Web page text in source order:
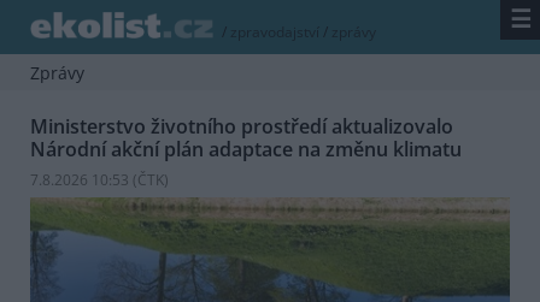
/ zpravodajství / zprávy ☰
Zprávy
Ministerstvo životního prostředí aktualizovalo
Národní akční plán adaptace na změnu klimatu
7.8.2026 10:53 (ČTK)